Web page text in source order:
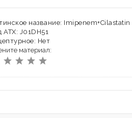
название: Imipenem+Cilastatin
АТХ: J01DH51
Нет
материал: